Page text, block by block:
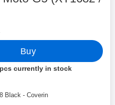
Buy
availability:
currently in stock
Black - Coverin